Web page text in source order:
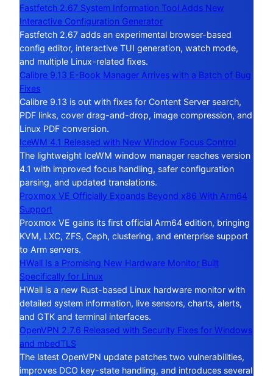
Fastfetch 2.67 System Information Tool Adds New
Interactive Configuration Generator
Fastfetch 2.67 adds an experimental browser-based
config editor, interactive TUI generation, watch mode,
and multiple Linux-related fixes.
Calibre 9.13 E-Book Manager Arrives with a Batch of Bug
Fixes
Calibre 9.13 is out with fixes for Content Server search,
PDF links, cover drag-and-drop, image compression, and
Linux PDF conversion.
IceWM 4.1 Released with New Window Focus Control
The lightweight IceWM window manager reaches version
4.1 with improved focus handling, safer configuration
parsing, and updated translations.
Proxmox VE Officially Expands Beyond x86 With Arm64
Support
Proxmox VE gains its first official Arm64 edition, bringing
KVM, LXC, ZFS, Ceph, clustering, and enterprise support
to Arm servers.
HWall Is a Promising New Hardware Monitor Built
Specifically for Linux
HWall is a new Rust-based Linux hardware monitor with
detailed system information, live sensors, charts, alerts,
and GTK and terminal interfaces.
OpenVPN 2.7.6 Released with Security Fixes for Windows
and mbedTLS
The latest OpenVPN update patches two vulnerabilities,
improves DCO key-state handling, and introduces several